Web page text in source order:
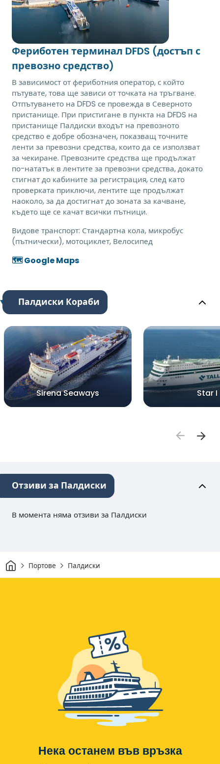
Фериботен терминал DFDS (достъп с
превозно средство)
В зависимост от фериботния оператор, с който
пътувате, това ще зависи от точката на тръгване.
Отпътуването на DFDS се провежда в Северното
пристанище. При пристигане в пункта на DFDS на
пристанище Палдиски входът на превозното
средство е добре обозначен, показващ точните
ленти за превозни средства, които да се използват
за чекиране. Превозните средства ще продължат
по-нататък в лентите за превозни средства, докато
стигнат до кабините за регистрация, след като
проверката приключи, лентите ще продължат
наоколо, за да достигнат до зоната за качване,
където ще се качат всички пътници.
Видове транспорт: Стандартна кола, микробус
(пътнически), мотоциклет, Велосипед
🗺️ Google Maps
Палдиски Кораби
Sirena Seaways Star I
Отзиви за Палдиски
В момента няма отзиви за Палдиски
Начало
Портове Палдиски
Нека останем във връзка